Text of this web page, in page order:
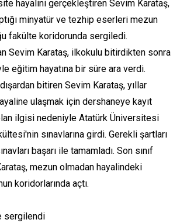
hayalini gerçekleştiren Sevim Karataş,
minyatür ve tezhip eserleri mezun
fakülte koridorunda sergiledi.
Sevim Karataş, ilkokulu bitirdikten sonra
eğitim hayatına bir süre ara verdi.
bitiren Sevim Karataş, yıllar
ulaşmak için dershaneye kayıt
ilgisi nedeniyle Atatürk Üniversitesi
sınavlarına girdi. Gerekli şartları
başarı ile tamamladı. Son sınıf
mezun olmadan hayalindeki
koridorlarında açtı.
sergilendi